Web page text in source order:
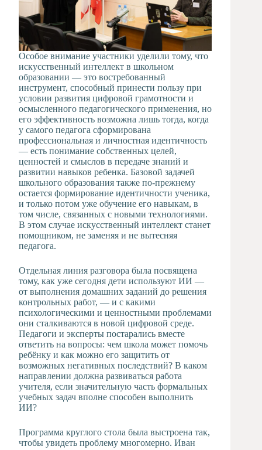
Особое внимание участники уделили тому, что
искусственный интеллект в школьном
образовании — это востребованный
инструмент, способный принести пользу при
условии развития цифровой грамотности и
осмысленного педагогического применения, но
его эффективность возможна лишь тогда, когда
у самого педагога сформирована
профессиональная и личностная идентичность
— есть понимание собственных целей,
ценностей и смыслов в передаче знаний и
развитии навыков ребенка. Базовой задачей
школьного образования также по-прежнему
остается формирование идентичности ученика,
и только потом уже обучение его навыкам, в
том числе, связанных с новыми технологиями.
В этом случае искусственный интеллект станет
помощником, не заменяя и не вытесняя
педагога.
Отдельная линия разговора была посвящена
тому, как уже сегодня дети используют ИИ —
от выполнения домашних заданий до решения
контрольных работ, — и с какими
психологическими и ценностными проблемами
они сталкиваются в новой цифровой среде.
Педагоги и эксперты постарались вместе
ответить на вопросы: чем школа может помочь
ребёнку и как можно его защитить от
возможных негативных последствий? В каком
направлении должна развиваться работа
учителя, если значительную часть формальных
учебных задач вполне способен выполнить
ИИ?
Программа круглого стола была выстроена так,
чтобы увидеть проблему многомерно. Иван